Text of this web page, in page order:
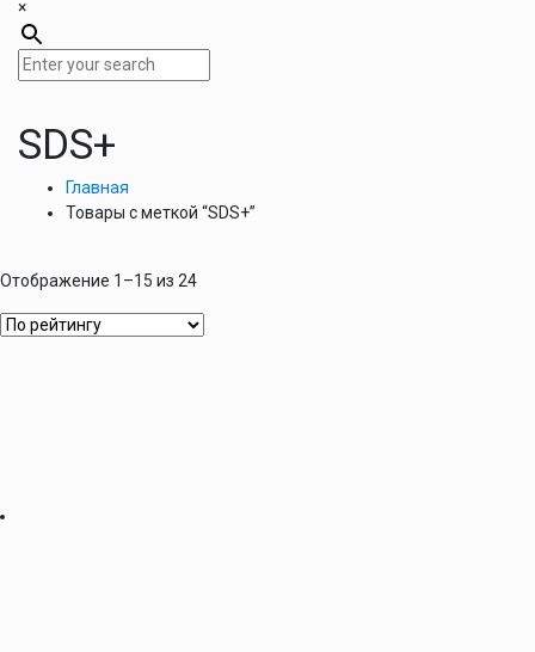
×
SDS+
Главная
Товары с меткой “SDS+”
Отображение 1–15 из 24